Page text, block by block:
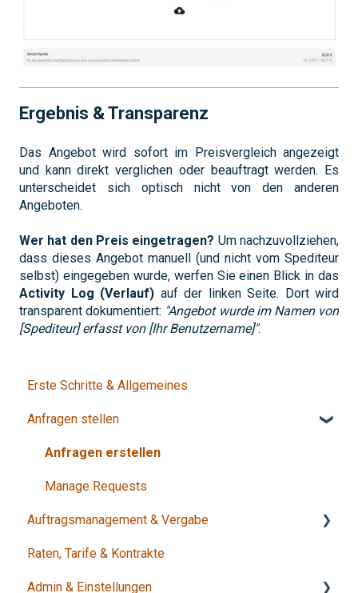
Ergebnis & Transparenz
Das Angebot wird sofort im Preisvergleich angezeigt
und kann direkt verglichen oder beauftragt werden. Es
unterscheidet sich optisch nicht von den anderen
Angeboten.
Wer hat den Preis eingetragen? Um nachzuvollziehen,
dass dieses Angebot manuell (und nicht vom Spediteur
selbst) eingegeben wurde, werfen Sie einen Blick in das
Activity Log (Verlauf) auf der linken Seite. Dort wird
transparent dokumentiert: "Angebot wurde im Namen von
[Spediteur] erfasst von [Ihr Benutzername]".
Erste Schritte & Allgemeines
Anfragen stellen
Anfragen erstellen
Manage Requests
Auftragsmanagement & Vergabe
Entscheidung & Vergabe
Status & Abschluss
Raten, Tarife & Kontrakte
Admin & Einstellungen